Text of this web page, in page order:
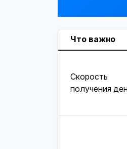
Что важно
Скорость
получения